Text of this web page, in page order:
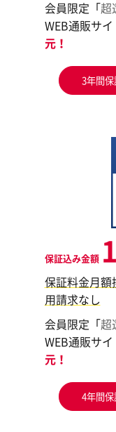
会員限定「超
WEB通販サ
元！
3年間
保証込み金額
保証料金月額
用請求なし
会員限定「超
WEB通販サ
元！
4年間